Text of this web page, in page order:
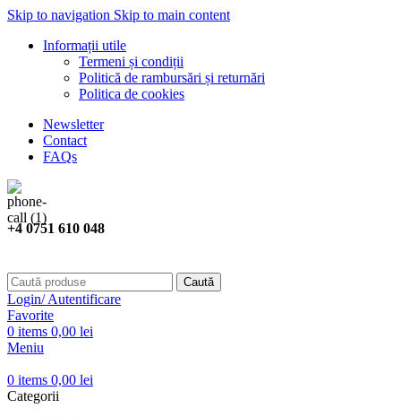
Skip to navigation Skip to main content
Informații utile
Termeni și condiții
Politică de rambursări și returnări
Politica de cookies
Newsletter
Contact
FAQs
+4 0751 610 048
Caută
Login/ Autentificare
Favorite
0 items 0,00 lei
Meniu
0 items 0,00 lei
Categorii